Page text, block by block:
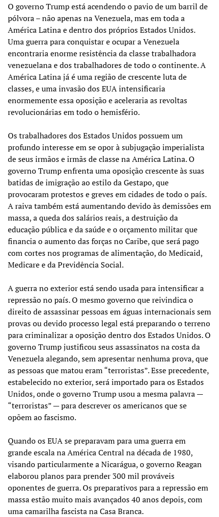
O governo Trump está acendendo o pavio de um barril de
pólvora – não apenas na Venezuela, mas em toda a
América Latina e dentro dos próprios Estados Unidos.
Uma guerra para conquistar e ocupar a Venezuela
encontraria enorme resistência da classe trabalhadora
venezuelana e dos trabalhadores de todo o continente. A
América Latina já é uma região de crescente luta de
classes, e uma invasão dos EUA intensificaria
enormemente essa oposição e aceleraria as revoltas
revolucionárias em todo o hemisfério.
Os trabalhadores dos Estados Unidos possuem um
profundo interesse em se opor à subjugação imperialista
de seus irmãos e irmãs de classe na América Latina. O
governo Trump enfrenta uma oposição crescente às suas
batidas de imigração ao estilo da Gestapo, que
provocaram protestos e greves em cidades de todo o país.
A raiva também está aumentando devido às demissões em
massa, a queda dos salários reais, a destruição da
educação pública e da saúde e o orçamento militar que
financia o aumento das forças no Caribe, que será pago
com cortes nos programas de alimentação, do Medicaid,
Medicare e da Previdência Social.
A guerra no exterior está sendo usada para intensificar a
repressão no país. O mesmo governo que reivindica o
direito de assassinar pessoas em águas internacionais sem
provas ou devido processo legal está preparando o terreno
para criminalizar a oposição dentro dos Estados Unidos. O
governo Trump justificou seus assassinatos na costa da
Venezuela alegando, sem apresentar nenhuma prova, que
as pessoas que matou eram “terroristas”. Esse precedente,
estabelecido no exterior, será importado para os Estados
Unidos, onde o governo Trump usou a mesma palavra —
“terroristas” — para descrever os americanos que se
opõem ao fascismo.
Quando os EUA se preparavam para uma guerra em
grande escala na América Central na década de 1980,
visando particularmente a Nicarágua, o governo Reagan
elaborou planos para prender 300 mil prováveis
oponentes de guerra. Os preparativos para a repressão em
massa estão muito mais avançados 40 anos depois, com
uma camarilha fascista na Casa Branca.